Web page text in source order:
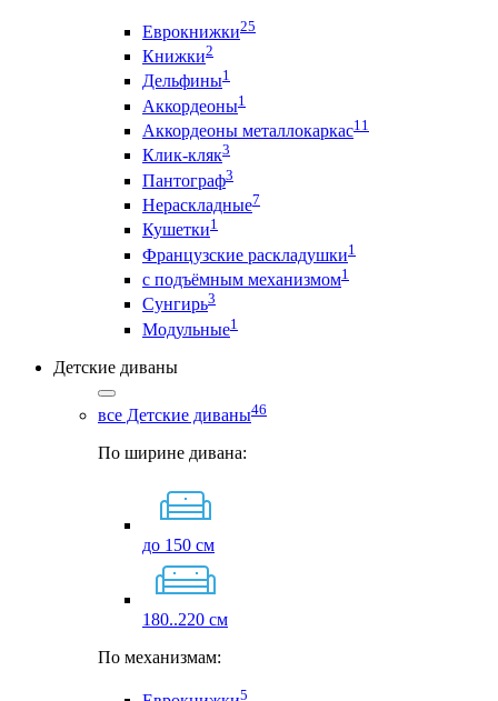
Еврокнижки25
Книжки2
Дельфины1
Аккордеоны1
Аккордеоны металлокаркас11
Клик-кляк3
Пантограф3
Нераскладные7
Кушетки1
Французские раскладушки1
с подъёмным механизмом1
Сунгирь3
Модульные1
Детские диваны
все Детские диваны46
По ширине дивана:
до 150 см
180..220 см
По механизмам:
5